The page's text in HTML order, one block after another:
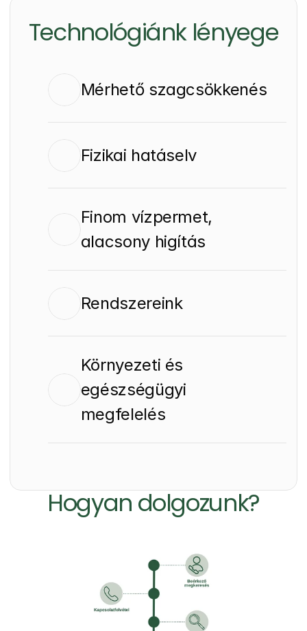
Technológiánk lényege
Mérhető szagcsökkenés
Fizikai hatáselv
Finom vízpermet,
alacsony higítás
Rendszereink
Környezeti és
egészségügyi
megfelelés
Részletek a Szagtalanítás oldalon
Hogyan dolgozunk?